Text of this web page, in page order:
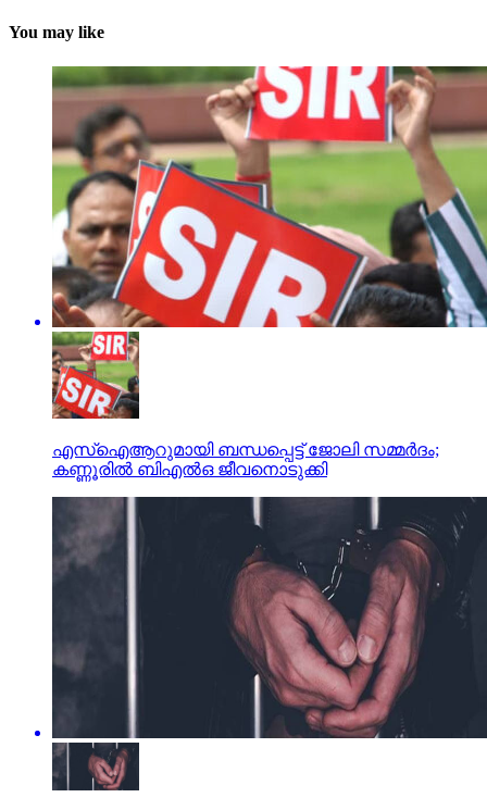
You may like
എസ്ഐആറുമായി ബന്ധപ്പെട്ട് ജോലി സമ്മര്‍ദം;
കണ്ണൂരില്‍ ബിഎല്‍ഒ ജീവനൊടുക്കി